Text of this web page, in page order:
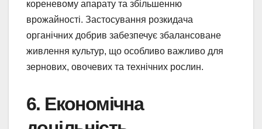
кореневому апарату та збільшенню
врожайності. Застосування розкидача
органічних добрив забезпечує збалансоване
живлення культур, що особливо важливо для
зернових, овочевих та технічних рослин.
6. Економічна